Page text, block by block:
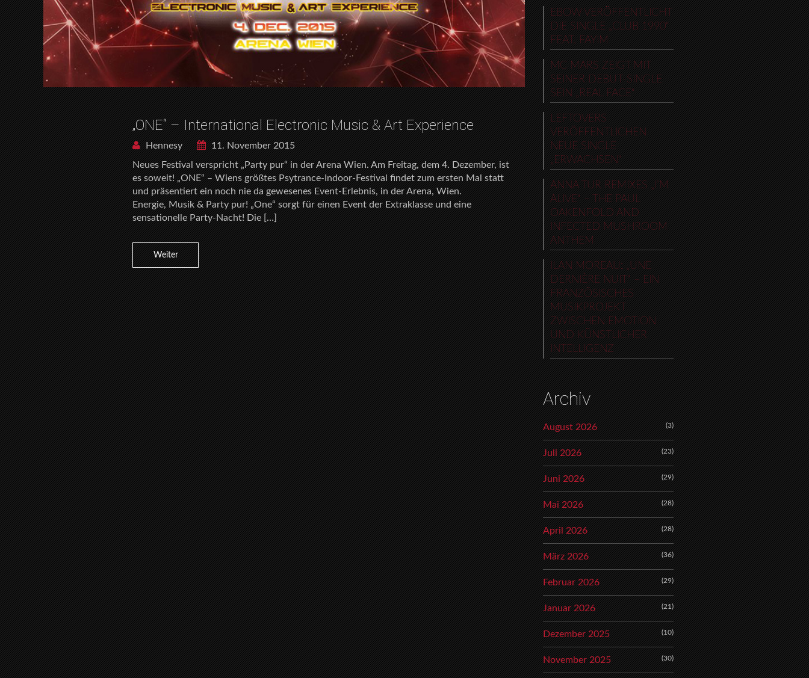
„ONE“ – International Electronic Music & Art Experience
Hennesy
11. November 2015
Neues Festival verspricht „Party pur“ in der Arena Wien. Am Freitag, dem 4. Dezember, ist
es soweit! „ONE“ – Wiens größtes Psytrance-Indoor-Festival findet zum ersten Mal statt
und präsentiert ein noch nie da gewesenes Event-Erlebnis, in der Arena, Wien.
Energie, Musik & Party pur! „One“ sorgt für einen Event der Extraklasse und eine
sensationelle Party-Nacht! Die […]
Weiter
EBOW VERÖFFENTLICHT
DIE SINGLE „CLUB 1990“
FEAT. FAYIM
MC MARS ZEIGT MIT
SEINER DEBUT-SINGLE
SEIN „REAL FACE“
LEFTOVERS
VERÖFFENTLICHEN
NEUE SINGLE
„ERWACHSEN“
ANNA TUR REMIXES „I’M
ALIVE“ – THE PAUL
OAKENFOLD AND
INFECTED MUSHROOM
ANTHEM
ILAN MOREAU: „UNE
DERNIÈRE NUIT“ – EIN
FRANZÖSISCHES
MUSIKPROJEKT
ZWISCHEN EMOTION
UND KÜNSTLICHER
INTELLIGENZ
Archiv
August 2026 (3)
Juli 2026 (23)
Juni 2026 (29)
Mai 2026 (28)
April 2026 (28)
März 2026 (36)
Februar 2026 (29)
Januar 2026 (21)
Dezember 2025 (10)
November 2025 (30)